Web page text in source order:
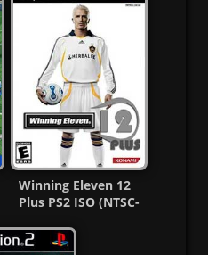
Winning Eleven 12
Plus PS2 ISO (NTSC-